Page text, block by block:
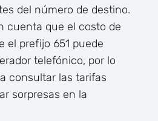
del número de destino.
cuenta que el costo de
el prefijo 651 puede
telefónico, por lo
consultar las tarifas
sorpresas en la